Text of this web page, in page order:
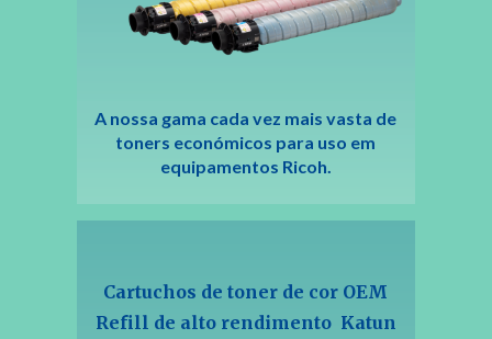
A nossa gama cada vez mais vasta de
toners económicos para uso em
equipamentos Ricoh.
Cartuchos de toner de cor OEM
Refill de alto rendimento Katun